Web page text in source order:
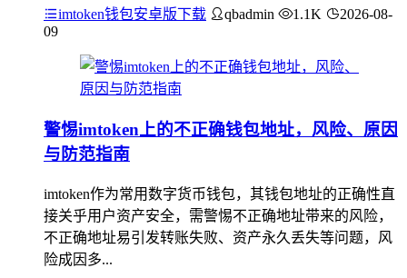
imtoken钱包安卓版下载 qbadmin 1.1K
2026-08-
09
警惕imtoken上的不正确钱包地址，风险、原因
与防范指南
imtoken作为常用数字货币钱包，其钱包地址的正确性直
接关乎用户资产安全，需警惕不正确地址带来的风险，
不正确地址易引发转账失败、资产永久丢失等问题，风
险成因多...